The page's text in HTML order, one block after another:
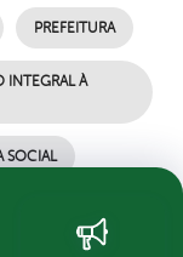
PREFEITURA
INTEGRAL À
SOCIAL
2021 16h00